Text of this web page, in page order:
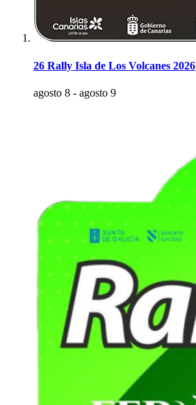
26 Rally Isla de Los Volcanes 2026
agosto 8 - agosto 9